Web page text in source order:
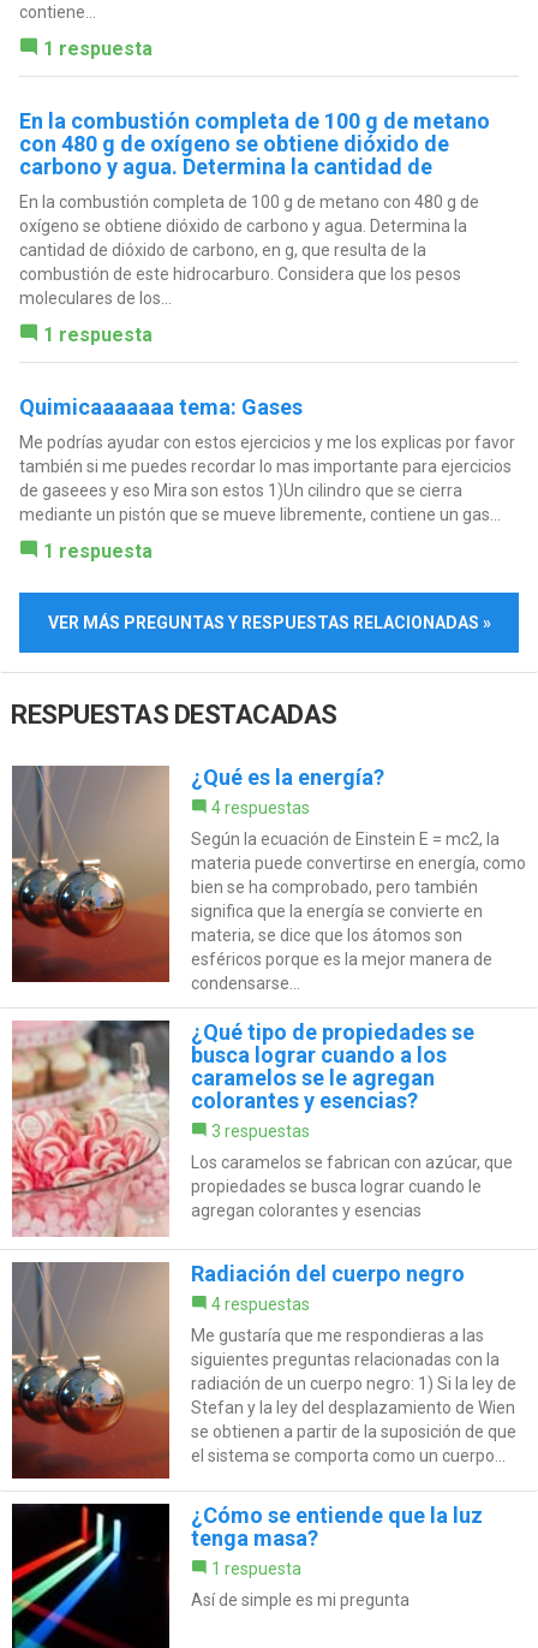
contiene...
1 respuesta
En la combustión completa de 100 g de metano
con 480 g de oxígeno se obtiene dióxido de
carbono y agua. Determina la cantidad de
En la combustión completa de 100 g de metano con 480 g de
oxígeno se obtiene dióxido de carbono y agua. Determina la
cantidad de dióxido de carbono, en g, que resulta de la
combustión de este hidrocarburo. Considera que los pesos
moleculares de los...
1 respuesta
Quimicaaaaaaa tema: Gases
Me podrías ayudar con estos ejercicios y me los explicas por favor
también si me puedes recordar lo mas importante para ejercicios
de gaseees y eso Mira son estos 1)Un cilindro que se cierra
mediante un pistón que se mueve libremente, contiene un gas...
1 respuesta
VER MÁS PREGUNTAS Y RESPUESTAS RELACIONADAS »
RESPUESTAS DESTACADAS
¿Qué es la energía?
4 respuestas
Según la ecuación de Einstein E = mc2, la
materia puede convertirse en energía, como
bien se ha comprobado, pero también
significa que la energía se convierte en
materia, se dice que los átomos son
esféricos porque es la mejor manera de
condensarse...
¿Qué tipo de propiedades se
busca lograr cuando a los
caramelos se le agregan
colorantes y esencias?
3 respuestas
Los caramelos se fabrican con azúcar, que
propiedades se busca lograr cuando le
agregan colorantes y esencias
Radiación del cuerpo negro
4 respuestas
Me gustaría que me respondieras a las
siguientes preguntas relacionadas con la
radiación de un cuerpo negro: 1) Si la ley de
Stefan y la ley del desplazamiento de Wien
se obtienen a partir de la suposición de que
el sistema se comporta como un cuerpo...
¿Cómo se entiende que la luz
tenga masa?
1 respuesta
Así de simple es mi pregunta